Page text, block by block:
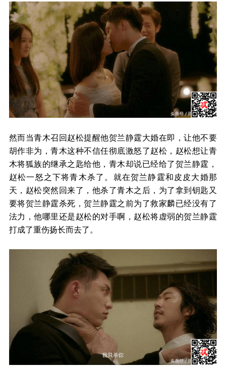
然而当青木召回赵松提醒他贺兰静霆大婚在即，让他不要
胡作非为，青木这种不信任彻底激怒了赵松，赵松想让青
木将狐族的继承之匙给他，青木却说已经给了贺兰静霆，
赵松一怒之下将青木杀了。就在贺兰静霆和皮皮大婚那
天，赵松突然回来了，他杀了青木之后，为了拿到钥匙又
要将贺兰静霆杀死，贺兰静霆之前为了救家麟已经没有了
法力，他哪里还是赵松的对手啊，赵松将虚弱的贺兰静霆
打成了重伤扬长而去了。